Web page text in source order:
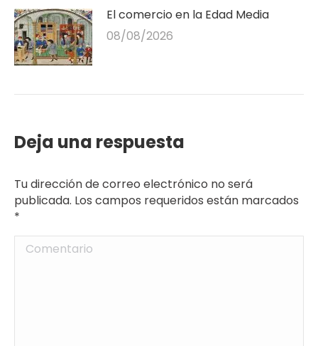
El comercio en la Edad Media
08/08/2026
Deja una respuesta
Tu dirección de correo electrónico no será
publicada. Los campos requeridos están marcados
*
Comentario